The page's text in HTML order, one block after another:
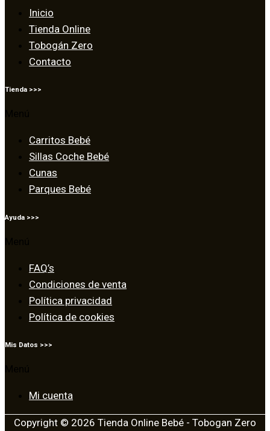
Inicio
Tienda Online
Tobogán Zero
Contacto
Tienda >>>
Carritos Bebé
Sillas Coche Bebé
Cunas
Parques Bebé
Ayuda >>>
FAQ’s
Condiciones de venta
Política privacidad
Política de cookies
Mis Datos >>>
Mi cuenta
Copyright © 2026 Tienda Online Bebé - Tobogan Zero